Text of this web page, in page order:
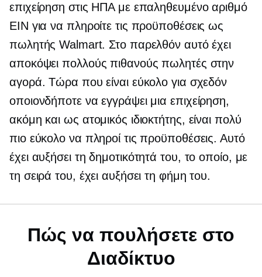
επιχείρηση στις ΗΠΑ με επαληθευμένο αριθμό
EIN για να πληροίτε τις προϋποθέσεις ως
πωλητής Walmart. Στο παρελθόν αυτό έχει
αποκόψει πολλούς πιθανούς πωλητές στην
αγορά. Τώρα που είναι εύκολο για σχεδόν
οποιονδήποτε να εγγράψει μια επιχείρηση,
ακόμη και ως ατομικός ιδιοκτήτης, είναι πολύ
πιο εύκολο να πληροί τις προϋποθέσεις. Αυτό
έχει αυξήσει τη δημοτικότητά του, το οποίο, με
τη σειρά του, έχει αυξήσει τη φήμη του.
Πώς να πουλήσετε στο
Διαδίκτυο